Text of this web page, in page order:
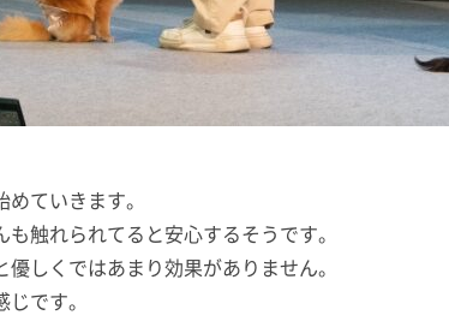
ていきます。
触れられてると安心するそうです。
しくではあまり効果がありません。
です。